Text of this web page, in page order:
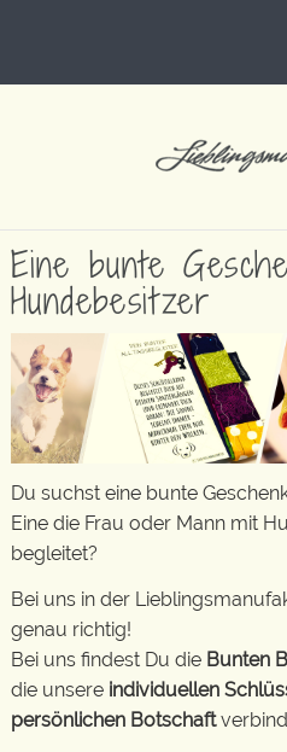
Eine bunte
Hundebesitzer
Du suchst eine bunte
Eine die Frau oder Mann mit
begleitet?
Bei uns in der
genau richtig!
Bei uns findest Du die Bunten
die unsere individuellen
persönlichen Botschaft